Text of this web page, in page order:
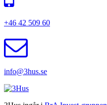
+46 42 509 60
info@3hus.se